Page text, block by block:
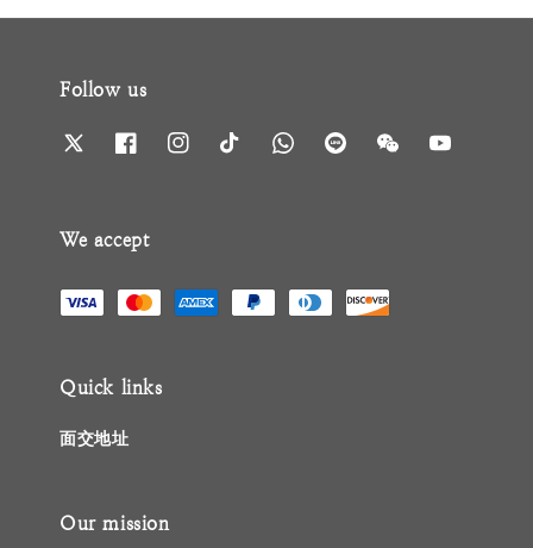
Follow us
We accept
Quick links
面交地址
Our mission